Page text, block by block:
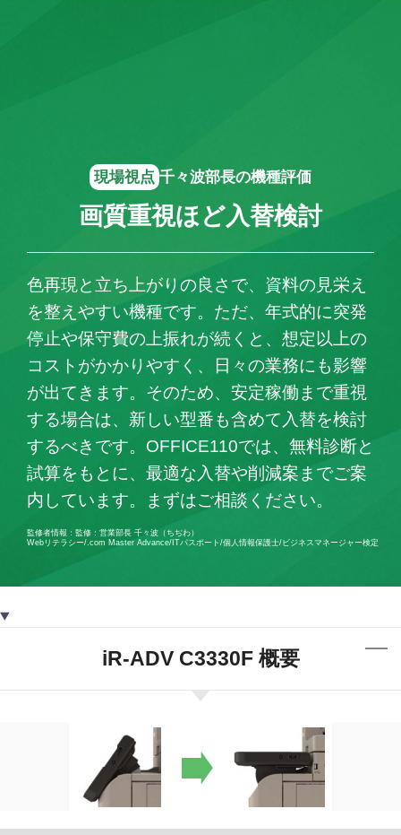
現場視点 千々波部長の機種評価
画質重視ほど入替検討
色再現と立ち上がりの良さで、資料の見栄え
を整えやすい機種です。ただ、年式的に突発
停止や保守費の上振れが続くと、想定以上の
コストがかかりやすく、日々の業務にも影響
が出てきます。そのため、安定稼働まで重視
する場合は、新しい型番も含めて入替を検討
するべきです。OFFICE110では、無料診断と
試算をもとに、最適な入替や削減案までご案
内しています。まずはご相談ください。
監修者情報：監修：営業部長 千々波（ちぢわ）
Webリテラシー/.com Master Advance/ITパスポート/個人情報保護士/ビジネスマネージャー検定
iR-ADV C3330F 概要